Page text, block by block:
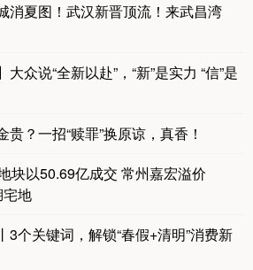
消夏图！武汉新晋顶流！来武昌湾
众说“全新以赴”，“新”是实力 “信”是
？一招“赎罪”换原谅，真香！
块以50.69亿成交 常州嘉宏溢价
地
3个关键词，解锁“春假+清明”消费新